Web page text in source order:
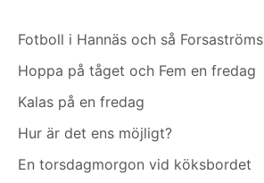
Fotboll i Hannäs och så
Hoppa på tåget och Fem en fredag
Kalas på en fredag
Hur är det ens möjligt?
En torsdagmorgon vid köksbordet